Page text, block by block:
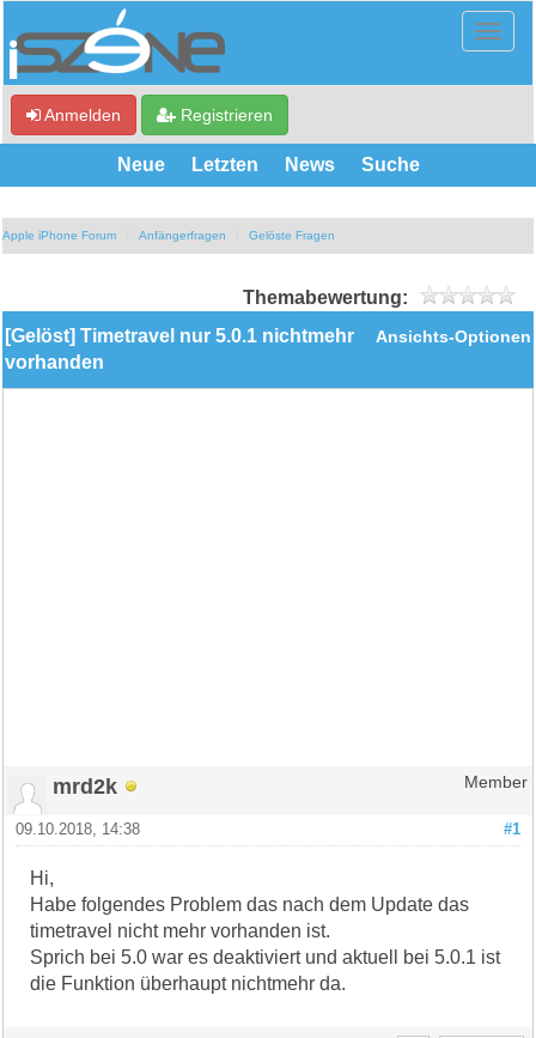
Anmelden Registrieren
Neue Letzten News Suche
Apple iPhone Forum Anfängerfragen Gelöste Fragen
Themabewertung:
Ansichts-Optionen
[Gelöst] Timetravel nur 5.0.1 nichtmehr
vorhanden
mrd2k Member
#1
09.10.2018, 14:38
Hi,
Habe folgendes Problem das nach dem Update das
timetravel nicht mehr vorhanden ist.
Sprich bei 5.0 war es deaktiviert und aktuell bei 5.0.1 ist
die Funktion überhaupt nichtmehr da.